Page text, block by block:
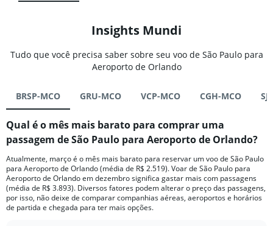
Insights Mundi
Tudo que você precisa saber sobre seu voo de São Paulo para
Aeroporto de Orlando
BRSP-MCO GRU-MCO VCP-MCO CGH-MCO
Qual é o mês mais barato para comprar uma
passagem de São Paulo para Aeroporto de Orlando?
Atualmente, março é o mês mais barato para reservar um voo de São Paulo
para Aeroporto de Orlando (média de R$ 2.519). Voar de São Paulo para
Aeroporto de Orlando em dezembro significa gastar mais com passagens
(média de R$ 3.893). Diversos fatores podem alterar o preço das passagens,
por isso, não deixe de comparar companhias aéreas, aeroportos e horários
de partida e chegada para ter mais opções.